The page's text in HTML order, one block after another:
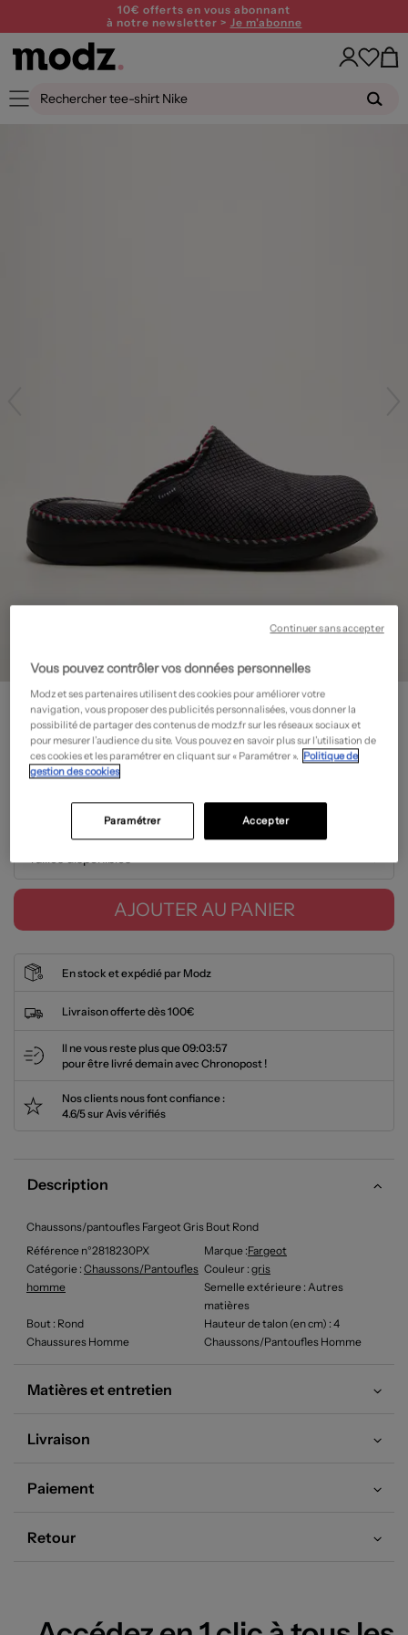
10€ offerts en vous abonnant
à notre newsletter > Je m'abonne
FARGEOT
Chaussons/Pantoufles - Bout rond- Outlet
22,00€
Prix boutique : 44,00€
Guide des tailles
Tailles disponibles
AJOUTER AU PANIER
En stock et expédié par Modz
Livraison offerte dès 100€
Il ne vous reste plus que09:03:56
pour être livré demain avec Chronopost !
Nos clients nous font confiance :
4.6/5 sur Avis vérifiés
Description
Chaussons/pantoufles Fargeot Gris Bout Rond
Référence n°2818230PX
Marque :Fargeot
Catégorie : Chaussons/Pantoufles
homme
Couleur : gris
Semelle extérieure : Autres
matières
Bout : Rond Hauteur de talon (en cm) : 4
Chaussures Homme
Chaussons/Pantoufles Homme
Matières et entretien
Livraison
Paiement
Retour
Vous pouvez contrôler vos données personnelles
Modz et ses partenaires utilisent des cookies pour améliorer votre
navigation, vous proposer des publicités personnalisées, vous donner la
possibilité de partager des contenus de modz.fr sur les réseaux sociaux et
pour mesurer l’audience du site. Vous pouvez en savoir plus sur l’utilisation de
ces cookies et les paramétrer en cliquant sur « Paramétrer ». Politique de
gestion des cookies
Accepter
Paramétrer
Continuer sans accepter